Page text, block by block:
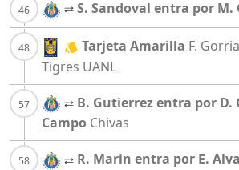
S. Sandoval entra por M.
Tarjeta Amarilla F.
Tigres UANL
B. Gutierrez entra por D.
Campo Chivas
R. Marin entra por E.